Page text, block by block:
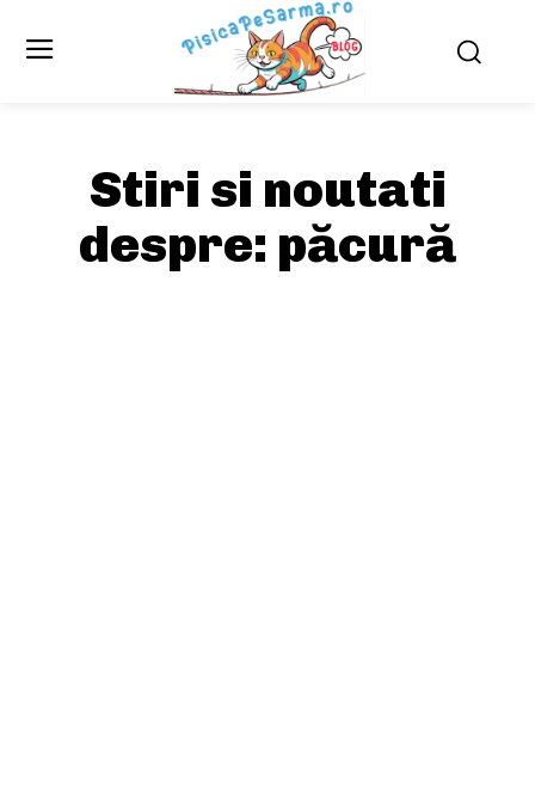
Stiri si noutati
despre: păcură